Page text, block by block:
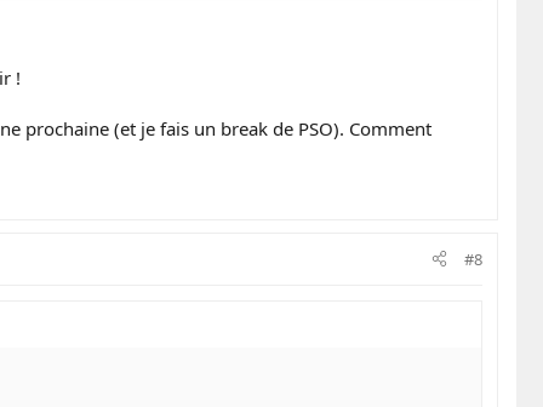
!
prochaine (et je fais un break de PSO). Comment
#8